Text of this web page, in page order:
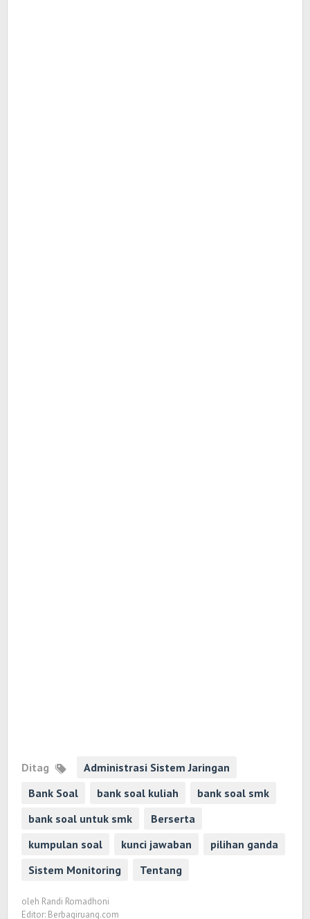
Ditag
Administrasi Sistem Jaringan
Bank Soal
bank soal kuliah
bank soal smk
bank soal untuk smk
Berserta
kumpulan soal
kunci jawaban
pilihan ganda
Sistem Monitoring
Tentang
oleh Randi Romadhoni
Editor: Berbagiruang.com